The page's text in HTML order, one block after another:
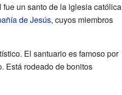
fue un santo de la iglesia católica
de Jesús, cuyos miembros
El santuario es famoso por
Está rodeado de bonitos